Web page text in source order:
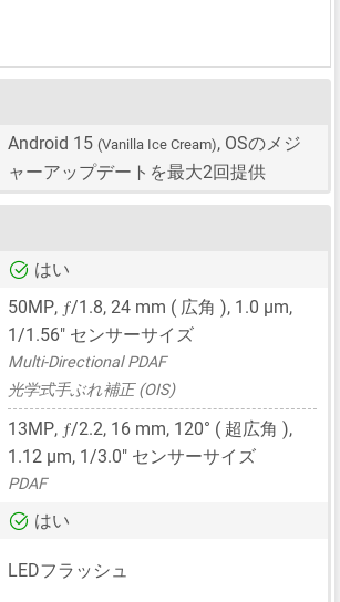
Android 15 (Vanilla Ice Cream), OSのメジ
ャーアップデートを最大2回提供
はい
50MP, ƒ/1.8, 24 mm ( 広角 ), 1.0 μm,
1/1.56" センサーサイズ
Multi-Directional PDAF
光学式手ぶれ補正 (OIS)
13MP, ƒ/2.2, 16 mm, 120° ( 超広角 ),
1.12 μm, 1/3.0" センサーサイズ
PDAF
はい
LEDフラッシュ